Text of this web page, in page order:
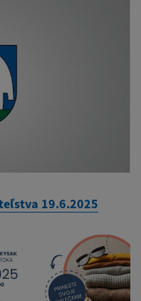
19.6.2025